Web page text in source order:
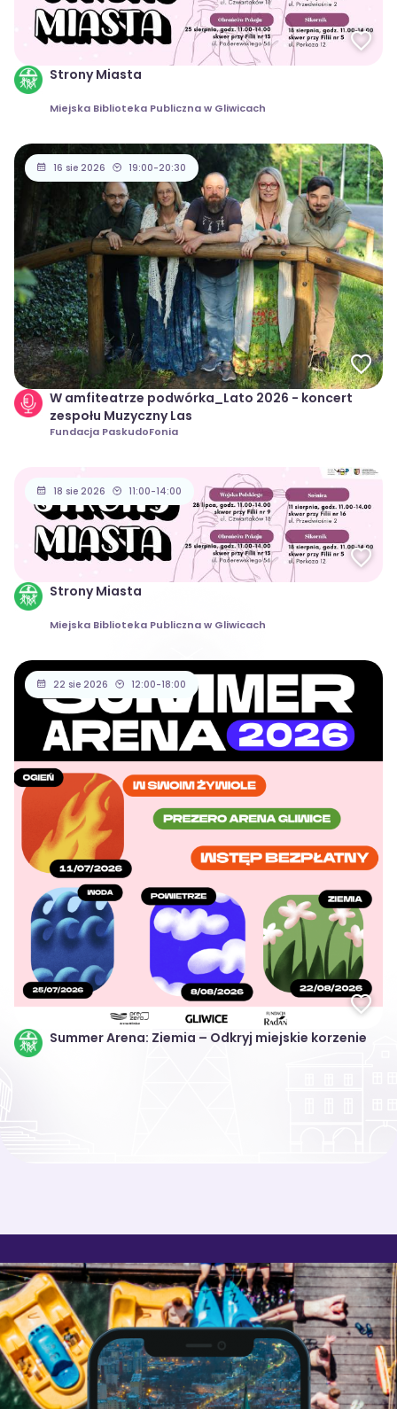
Strony Miasta
Miejska Biblioteka Publiczna w Gliwicach
16 sie 2026 19:00-20:30
W amfiteatrze podwórka_Lato 2026 - koncert
zespołu Muzyczny Las
Fundacja PaskudoFonia
18 sie 2026 11:00-14:00
Strony Miasta
Miejska Biblioteka Publiczna w Gliwicach
22 sie 2026 12:00-18:00
Summer Arena: Ziemia – Odkryj miejskie korzenie